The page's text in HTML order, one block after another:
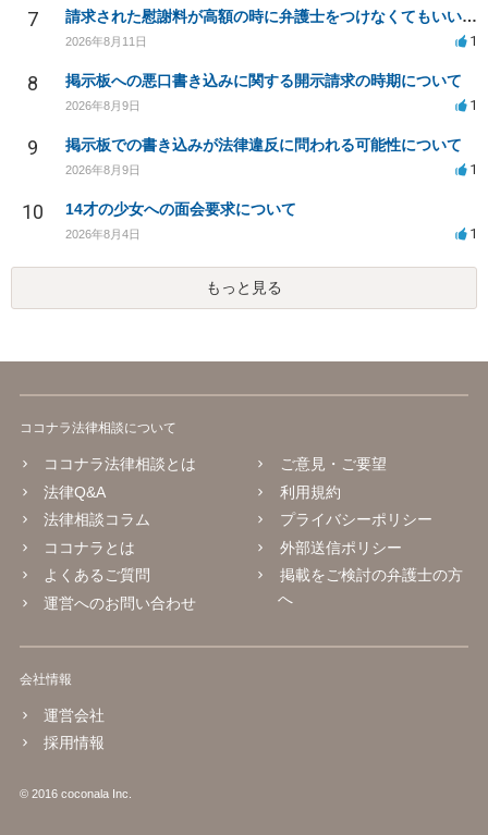
7 請求された慰謝料が高額の時に弁護士をつけなくてもいいか？
2026年8月11日 1
8 掲示板への悪口書き込みに関する開示請求の時期について
2026年8月9日 1
9 掲示板での書き込みが法律違反に問われる可能性について
2026年8月9日 1
10 14才の少女への面会要求について
2026年8月4日 1
もっと見る
ココナラ法律相談について
ココナラ法律相談とは
法律Q&A
法律相談コラム
ココナラとは
よくあるご質問
運営へのお問い合わせ
ご意見・ご要望
利用規約
プライバシーポリシー
外部送信ポリシー
掲載をご検討の弁護士の方
へ
会社情報
運営会社
採用情報
© 2016 coconala Inc.